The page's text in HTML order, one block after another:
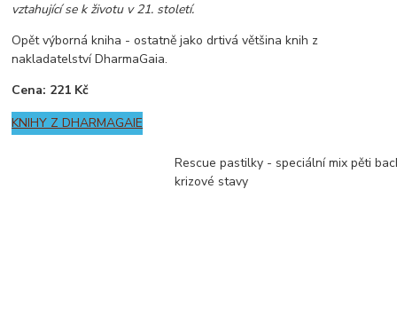
vztahující se k životu v 21. století.
Opět výborná kniha - ostatně jako drtivá většina knih z
nakladatelství DharmaGaia.
Cena: 221 Kč
KNIHY Z DHARMAGAIE
Rescue pastilky - speciální mix pěti
krizové stavy